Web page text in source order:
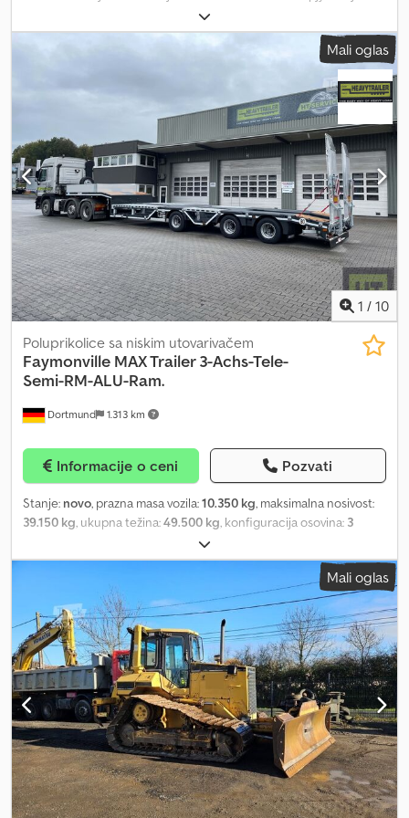
Mali oglas
1 / 10
Dortmund 1.313 km
Poluprikolice sa niskim utovarivačem
Faymonville MAX Trailer 3-Achs-Tele-
Semi-RM-ALU-Ram.
Informacije o ceni Pozvati
Stanje: novo, prazna masa vozila:10.350 kg, maksimalna nosivost:
39.150 kg, ukupna težina:49.500 kg, konfiguracija osovina: 3
, dužina tovarnog prostora:
prostora:2.540 mm, visina tovarnog prostora:860 mm, suspencija:
, Oprema:ABS,
Labud vrat: -Labud vrat sa zadnjim zakošenjem od oko 750 mm x
10° -3 para veznih prstenova za učvršćivanje tereta (LC 5.000 daN)
-Tvrdo drveno podnožje debljine 30 mm Transportna površina: -
Teleskopska transportna površina sa zadnjim zakošenjem oko
1.000 mm x 8° -1 par fiksno ugrađenih ležišta za točkove ispred
osovina, dimenzija oko 2.850 x 970 x 400 mm -Ležišta za točkove
sa kvadratnim protivkliznim letvama 15 x 15 mm, kao i proširenja u
donjem delu -Između 1. i 2. osovine jedan par fiksno ugrađenih
ležišta za točkove, oko 1.610 x 970 x 400 mm -3-delne uklonjive
pocinkovane poklopne ploče iznad ležišta za točkove (širina 670
mm) – maksimalno tačkasto opterećenje 5 t / komad -Utiskivanje
u zakošenje kao i zadiranje u transportnu površinu za prihvat
Mali oglas